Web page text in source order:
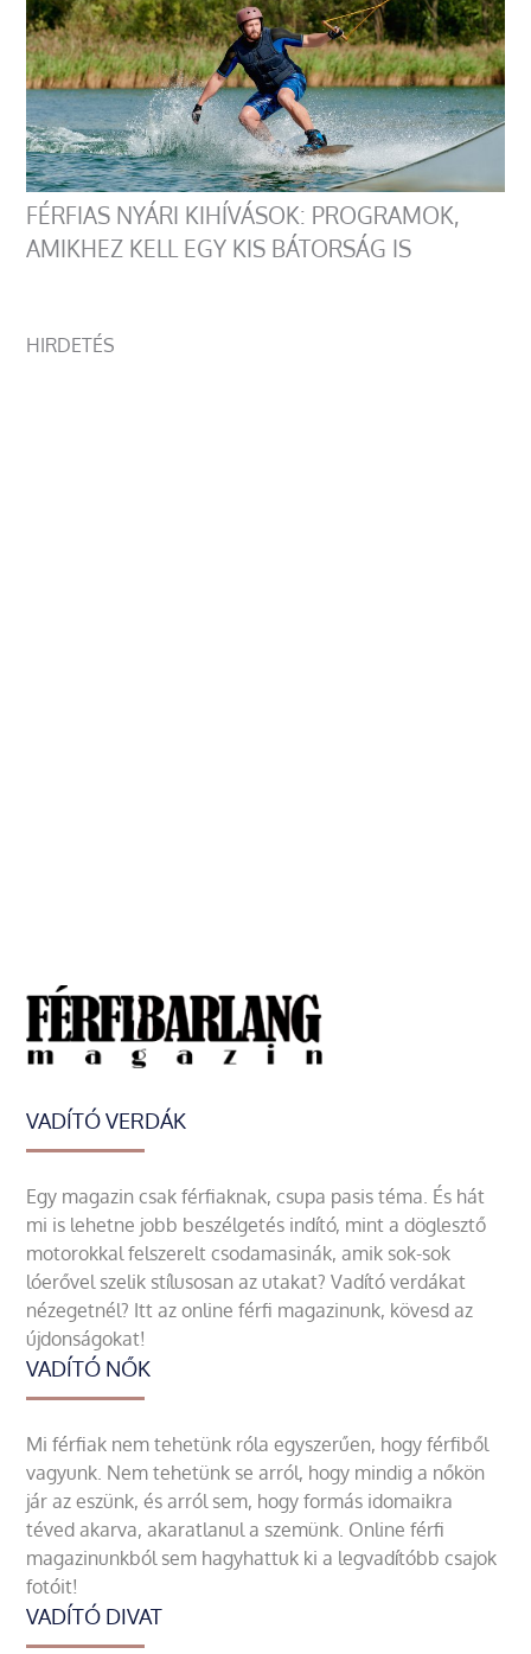
FÉRFIAS NYÁRI KIHÍVÁSOK: PROGRAMOK,
AMIKHEZ KELL EGY KIS BÁTORSÁG IS
HIRDETÉS
VADÍTÓ VERDÁK
Egy magazin csak férfiaknak, csupa pasis téma. És hát
mi is lehetne jobb beszélgetés indító, mint a döglesztő
motorokkal felszerelt csodamasinák, amik sok-sok
lóerővel szelik stílusosan az utakat? Vadító verdákat
nézegetnél? Itt az online férfi magazinunk, kövesd az
újdonságokat!
VADÍTÓ NŐK
Mi férfiak nem tehetünk róla egyszerűen, hogy férfiből
vagyunk. Nem tehetünk se arról, hogy mindig a nőkön
jár az eszünk, és arról sem, hogy formás idomaikra
téved akarva, akaratlanul a szemünk. Online férfi
magazinunkból sem hagyhattuk ki a legvadítóbb csajok
fotóit!
VADÍTÓ DIVAT